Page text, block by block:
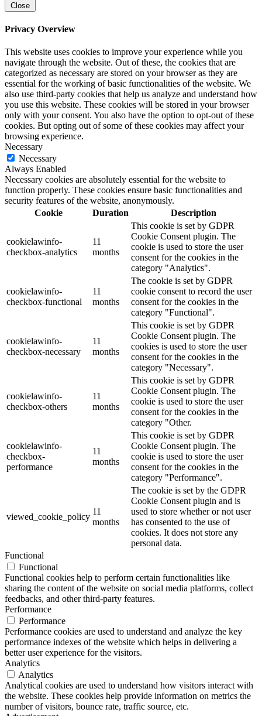
Close
Privacy Overview
This website uses cookies to improve your experience while you
navigate through the website. Out of these, the cookies that are
categorized as necessary are stored on your browser as they are
essential for the working of basic functionalities of the website. We
also use third-party cookies that help us analyze and understand how
you use this website. These cookies will be stored in your browser
only with your consent. You also have the option to opt-out of these
cookies. But opting out of some of these cookies may affect your
browsing experience.
Necessary
Necessary
Always Enabled
Necessary cookies are absolutely essential for the website to
function properly. These cookies ensure basic functionalities and
security features of the website, anonymously.
Cookie
Duration Description
cookielawinfo-
checkbox-analytics
11
months
This cookie is set by GDPR
Cookie Consent plugin. The
cookie is used to store the user
consent for the cookies in the
category "Analytics".
cookielawinfo-
checkbox-functional
11
months
The cookie is set by GDPR
cookie consent to record the user
consent for the cookies in the
category "Functional".
cookielawinfo-
checkbox-necessary
11
months
This cookie is set by GDPR
Cookie Consent plugin. The
cookies is used to store the user
consent for the cookies in the
category "Necessary".
cookielawinfo-
checkbox-others
11
months
This cookie is set by GDPR
Cookie Consent plugin. The
cookie is used to store the user
consent for the cookies in the
category "Other.
cookielawinfo-
checkbox-
performance
11
months
This cookie is set by GDPR
Cookie Consent plugin. The
cookie is used to store the user
consent for the cookies in the
category "Performance".
viewed_cookie_policy
11
months
The cookie is set by the GDPR
Cookie Consent plugin and is
used to store whether or not user
has consented to the use of
cookies. It does not store any
personal data.
Functional
Functional
Functional cookies help to perform certain functionalities like
sharing the content of the website on social media platforms, collect
feedbacks, and other third-party features.
Performance
Performance
Performance cookies are used to understand and analyze the key
performance indexes of the website which helps in delivering a
better user experience for the visitors.
Analytics
Analytics
Analytical cookies are used to understand how visitors interact with
the website. These cookies help provide information on metrics the
number of visitors, bounce rate, traffic source, etc.